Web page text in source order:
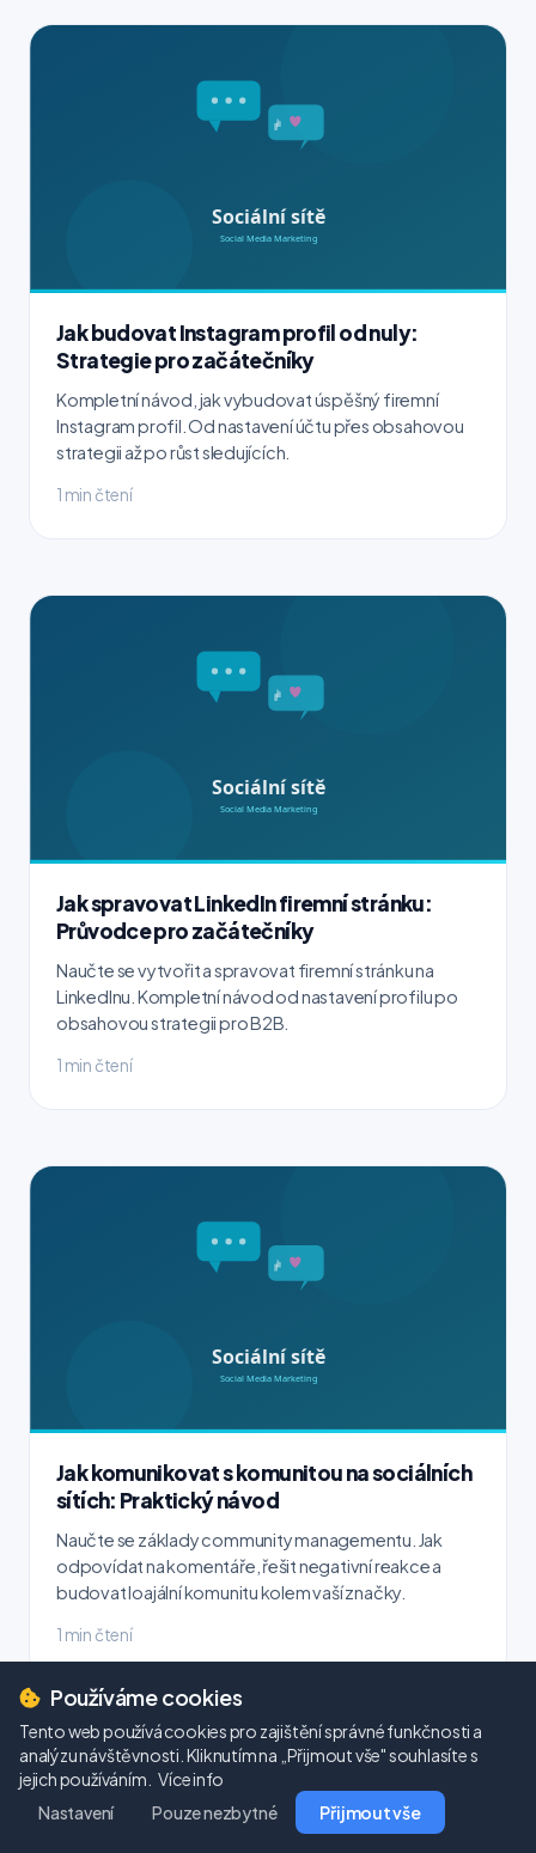
Jak budovat Instagram profil od nuly:
Strategie pro začátečníky
Kompletní návod, jak vybudovat úspěšný firemní
Instagram profil. Od nastavení účtu přes obsahovou
strategii až po růst sledujících.
1 min čtení
Jak spravovat LinkedIn firemní stránku:
Průvodce pro začátečníky
Naučte se vytvořit a spravovat firemní stránku na
LinkedInu. Kompletní návod od nastavení profilu po
obsahovou strategii pro B2B.
1 min čtení
Jak komunikovat s komunitou na sociálních
sítích: Praktický návod
Naučte se základy community managementu. Jak
odpovídat na komentáře, řešit negativní reakce a
budovat loajální komunitu kolem vaší značky.
1 min čtení
Používáme cookies
Tento web používá cookies pro zajištění správné funkčnosti a
analýzu návštěvnosti. Kliknutím na „Přijmout vše" souhlasíte s
jejich používáním. Více info
Nastavení
Pouze nezbytné Přijmout vše